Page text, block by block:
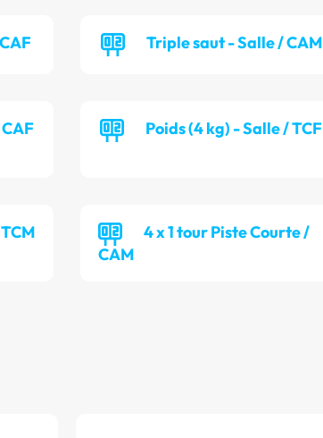
Triple saut - Salle / CAM
Poids (4 kg) - Salle / TCF
4 x 1 tour Piste Courte /
CAM